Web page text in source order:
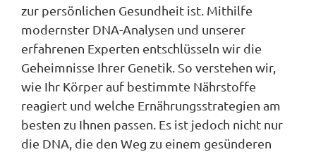
zur persönlichen Gesundheit ist. Mithilfe
modernster DNA-Analysen und unserer
erfahrenen Experten entschlüsseln wir die
Geheimnisse Ihrer Genetik. So verstehen wir,
wie Ihr Körper auf bestimmte Nährstoffe
reagiert und welche Ernährungsstrategien am
besten zu Ihnen passen. Es ist jedoch nicht nur
die DNA, die den Weg zu einem gesünderen